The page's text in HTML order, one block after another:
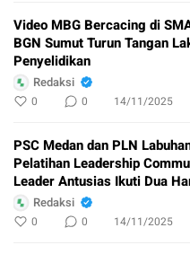
Video MBG Bercacing di
BGN Sumut Turun Tangan
Penyelidikan
Redaksi
0 0 14/11/2025
PSC Medan dan PLN
Pelatihan Leadership
Leader Antusias Ikuti Dua
Redaksi
0 0 14/11/2025